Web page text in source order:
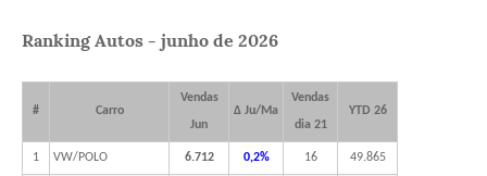
Ranking Autos - junho de 2026
# Carro
Vendas
Jun
Δ Ju/Ma
Vendas
dia 21
YTD 26
1 VW/POLO 6.712 0,2% 16 49.865